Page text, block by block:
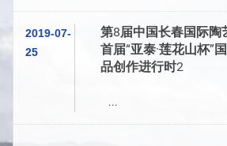
2019-07-
25
第8届中国长春国际陶
首届“亚泰·莲花山杯”
品创作进行时2
...